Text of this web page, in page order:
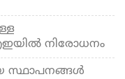
നിരോധനം
സ്ഥാപനങ്ങൾ